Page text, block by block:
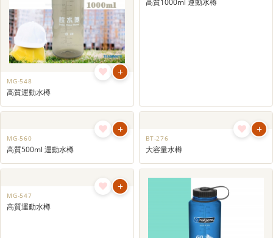
+
MG-548
高質運動水樽
+
MG-560
高質500ml 運動水樽
+
BT-276
大容量水樽